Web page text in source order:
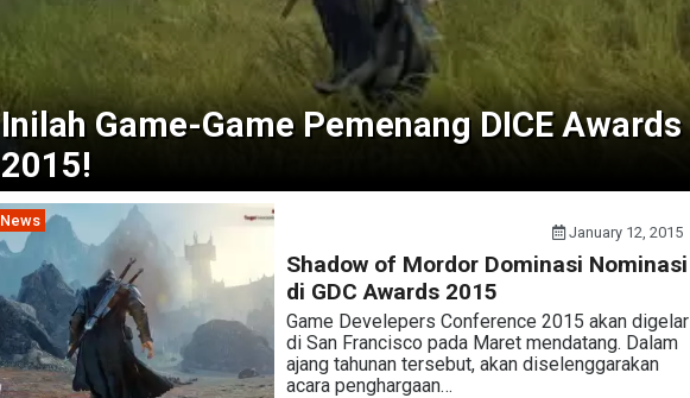
Inilah Game-Game Pemenang DICE Awards
2015!
News
January 12, 2015
Shadow of Mordor Dominasi Nominasi
di GDC Awards 2015
Game Develepers Conference 2015 akan digelar
di San Francisco pada Maret mendatang. Dalam
ajang tahunan tersebut, akan diselenggarakan
acara penghargaan…